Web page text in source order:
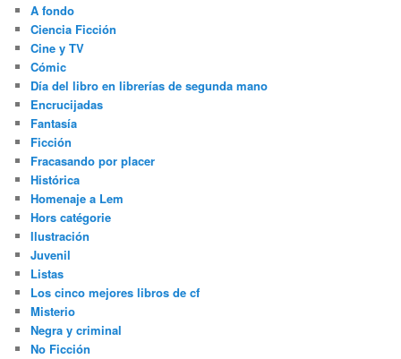
A fondo
Ciencia Ficción
Cine y TV
Cómic
Día del libro en librerías de segunda mano
Encrucijadas
Fantasía
Ficción
Fracasando por placer
Histórica
Homenaje a Lem
Hors catégorie
Ilustración
Juvenil
Listas
Los cinco mejores libros de cf
Misterio
Negra y criminal
No Ficción